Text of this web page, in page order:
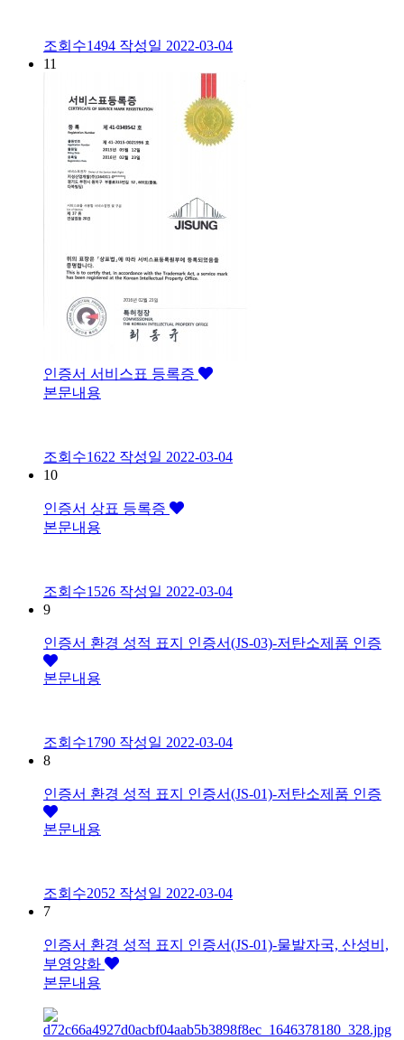
조회수1494 작성일 2022-03-04
11
인증서 서비스표 등록증
본문내용
조회수1622 작성일 2022-03-04
10
인증서 상표 등록증
본문내용
조회수1526 작성일 2022-03-04
9
인증서 환경 성적 표지 인증서(JS-03)-저탄소제품 인증
본문내용
조회수1790 작성일 2022-03-04
8
인증서 환경 성적 표지 인증서(JS-01)-저탄소제품 인증
본문내용
조회수2052 작성일 2022-03-04
7
인증서 환경 성적 표지 인증서(JS-01)-물발자국, 산성비,
부영양화
본문내용